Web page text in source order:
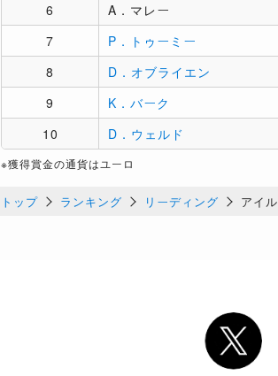
6
A．マレー
7
P．トゥーミー
8
D．オブライエン
9
K．バーク
10
D．ウェルド
※獲得賞金の通貨はユーロ
トップ ランキング リーディング アイ